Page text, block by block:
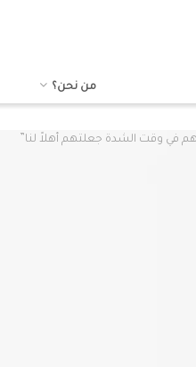
من نحن؟